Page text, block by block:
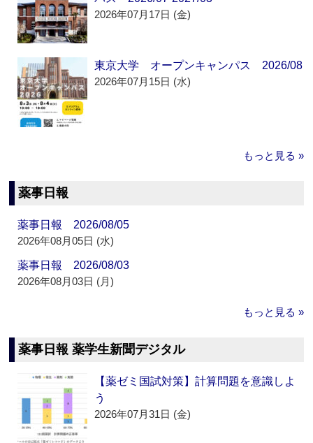
2026年07月17日 (金)
東京大学 オープンキャンパス 2026/08
2026年07月15日 (水)
もっと見る »
薬事日報
薬事日報 2026/08/05
2026年08月05日 (水)
薬事日報 2026/08/03
2026年08月03日 (月)
もっと見る »
薬事日報 薬学生新聞デジタル
【薬ゼミ国試対策】計算問題を意識しよ
う
2026年07月31日 (金)